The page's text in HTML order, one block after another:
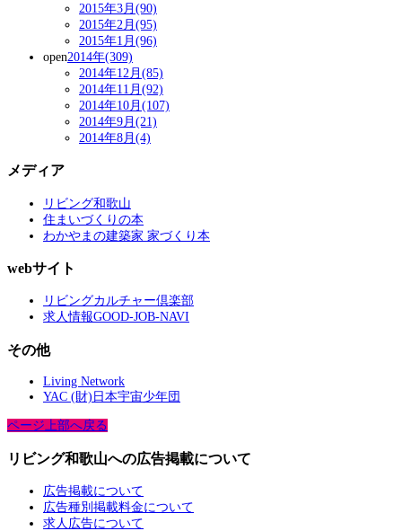
2015年3月(90)
2015年2月(95)
2015年1月(96)
open2014年(309)
2014年12月(85)
2014年11月(92)
2014年10月(107)
2014年9月(21)
2014年8月(4)
メディア
リビング和歌山
住まいづくりの本
わかやまの建築家 家づくり本
webサイト
リビングカルチャー倶楽部
求人情報GOOD-JOB-NAVI
その他
Living Network
YAC (財)日本宇宙少年団
ページ上部へ戻る
リビング和歌山への広告掲載について
広告掲載について
広告種別掲載料金について
求人広告について